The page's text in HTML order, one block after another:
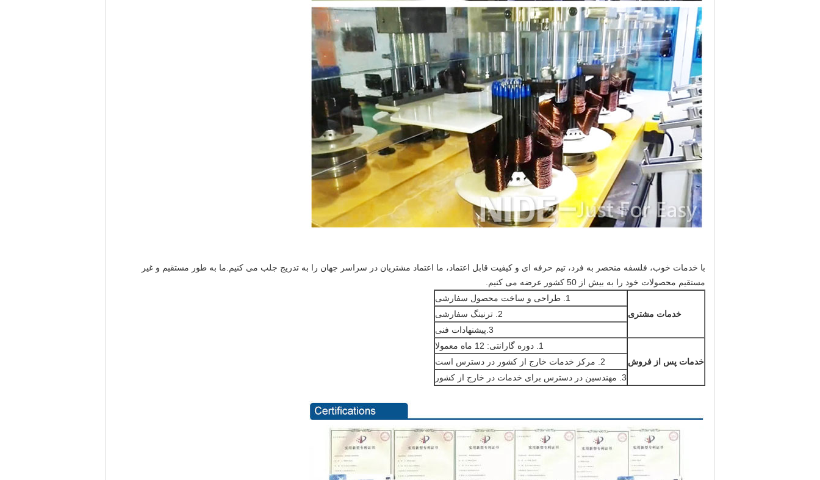
با خدمات خوب، فلسفه منحصر به فرد، تیم حرفه ای و کیفیت قابل اعتماد، ما اعتماد مشتریان در سراسر جهان را به تدریج جلب می کنیم.ما به طور مستقیم و غیر
مستقیم محصولات خود را به بیش از 50 کشور عرضه می کنیم.
خدمات مشتری
1. طراحی و ساخت محصول سفارشی
2. ترنینگ سفارشی
3.پیشنهادات فنی
خدمات پس از فروش
1. دوره گارانتی: 12 ماه معمولا
2. مرکز خدمات خارج از کشور در دسترس است
3. مهندسین در دسترس برای خدمات در خارج از کشور